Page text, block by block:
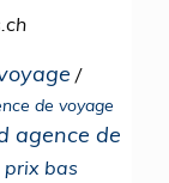
/
de voyage
agence de
bas